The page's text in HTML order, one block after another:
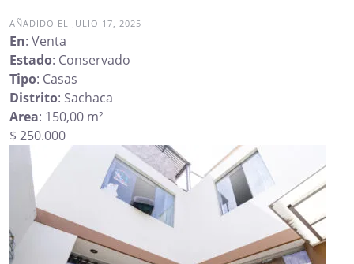
AÑADIDO EL JULIO 17, 2025
En: Venta
Estado: Conservado
Tipo: Casas
Distrito: Sachaca
Area: 150,00 m²
$ 250.000